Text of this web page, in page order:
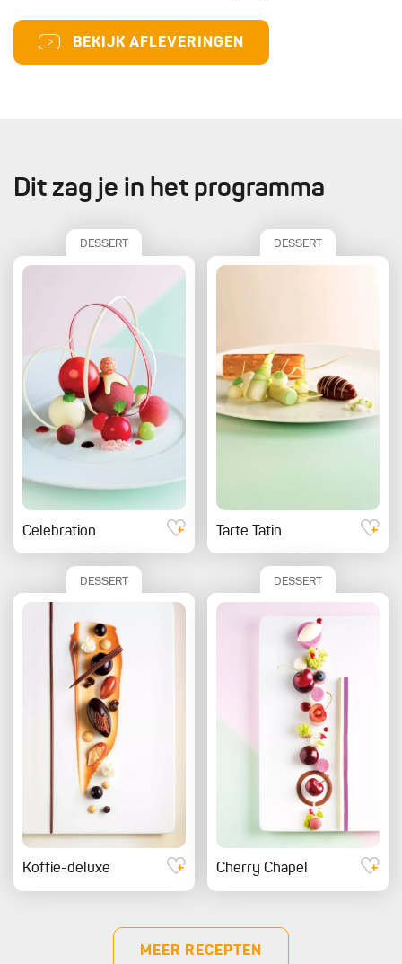
BEKIJK AFLEVERINGEN
Dit zag je in het programma
DESSERT
Celebration
DESSERT
Tarte Tatin
DESSERT
Koffie-deluxe
DESSERT
Cherry Chapel
MEER RECEPTEN